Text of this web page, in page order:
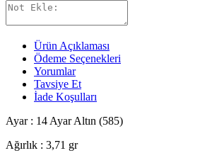
Ürün Açıklaması
Ödeme Seçenekleri
Yorumlar
Tavsiye Et
İade Koşulları
Ayar : 14 Ayar Altın (585)
Ağırlık : 3,71 gr